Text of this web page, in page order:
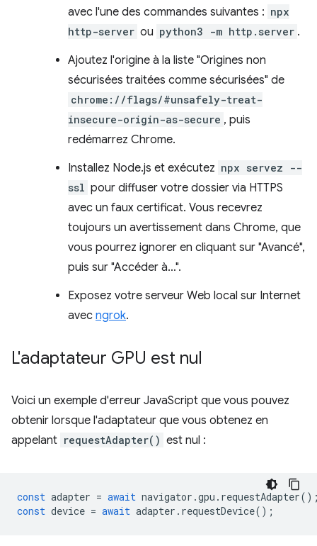
avec l'une des commandes suivantes : npx
http-server ou python3 -m http.server .
Ajoutez l'origine à la liste "Origines non
sécurisées traitées comme sécurisées" de
chrome://flags/#unsafely-treat-
insecure-origin-as-secure , puis
redémarrez Chrome.
Installez Node.js et exécutez npx servez --
ssl pour diffuser votre dossier via HTTPS
avec un faux certificat. Vous recevrez
toujours un avertissement dans Chrome, que
vous pourrez ignorer en cliquant sur "Avancé",
puis sur "Accéder à…".
Exposez votre serveur Web local sur Internet
avec ngrok.
L'adaptateur GPU est nul
Voici un exemple d'erreur JavaScript que vous pouvez
obtenir lorsque l'adaptateur que vous obtenez en
appelant requestAdapter() est nul :
const adapter = await navigator .gpu . requestAdapter
const device = await adapter . requestDevice();